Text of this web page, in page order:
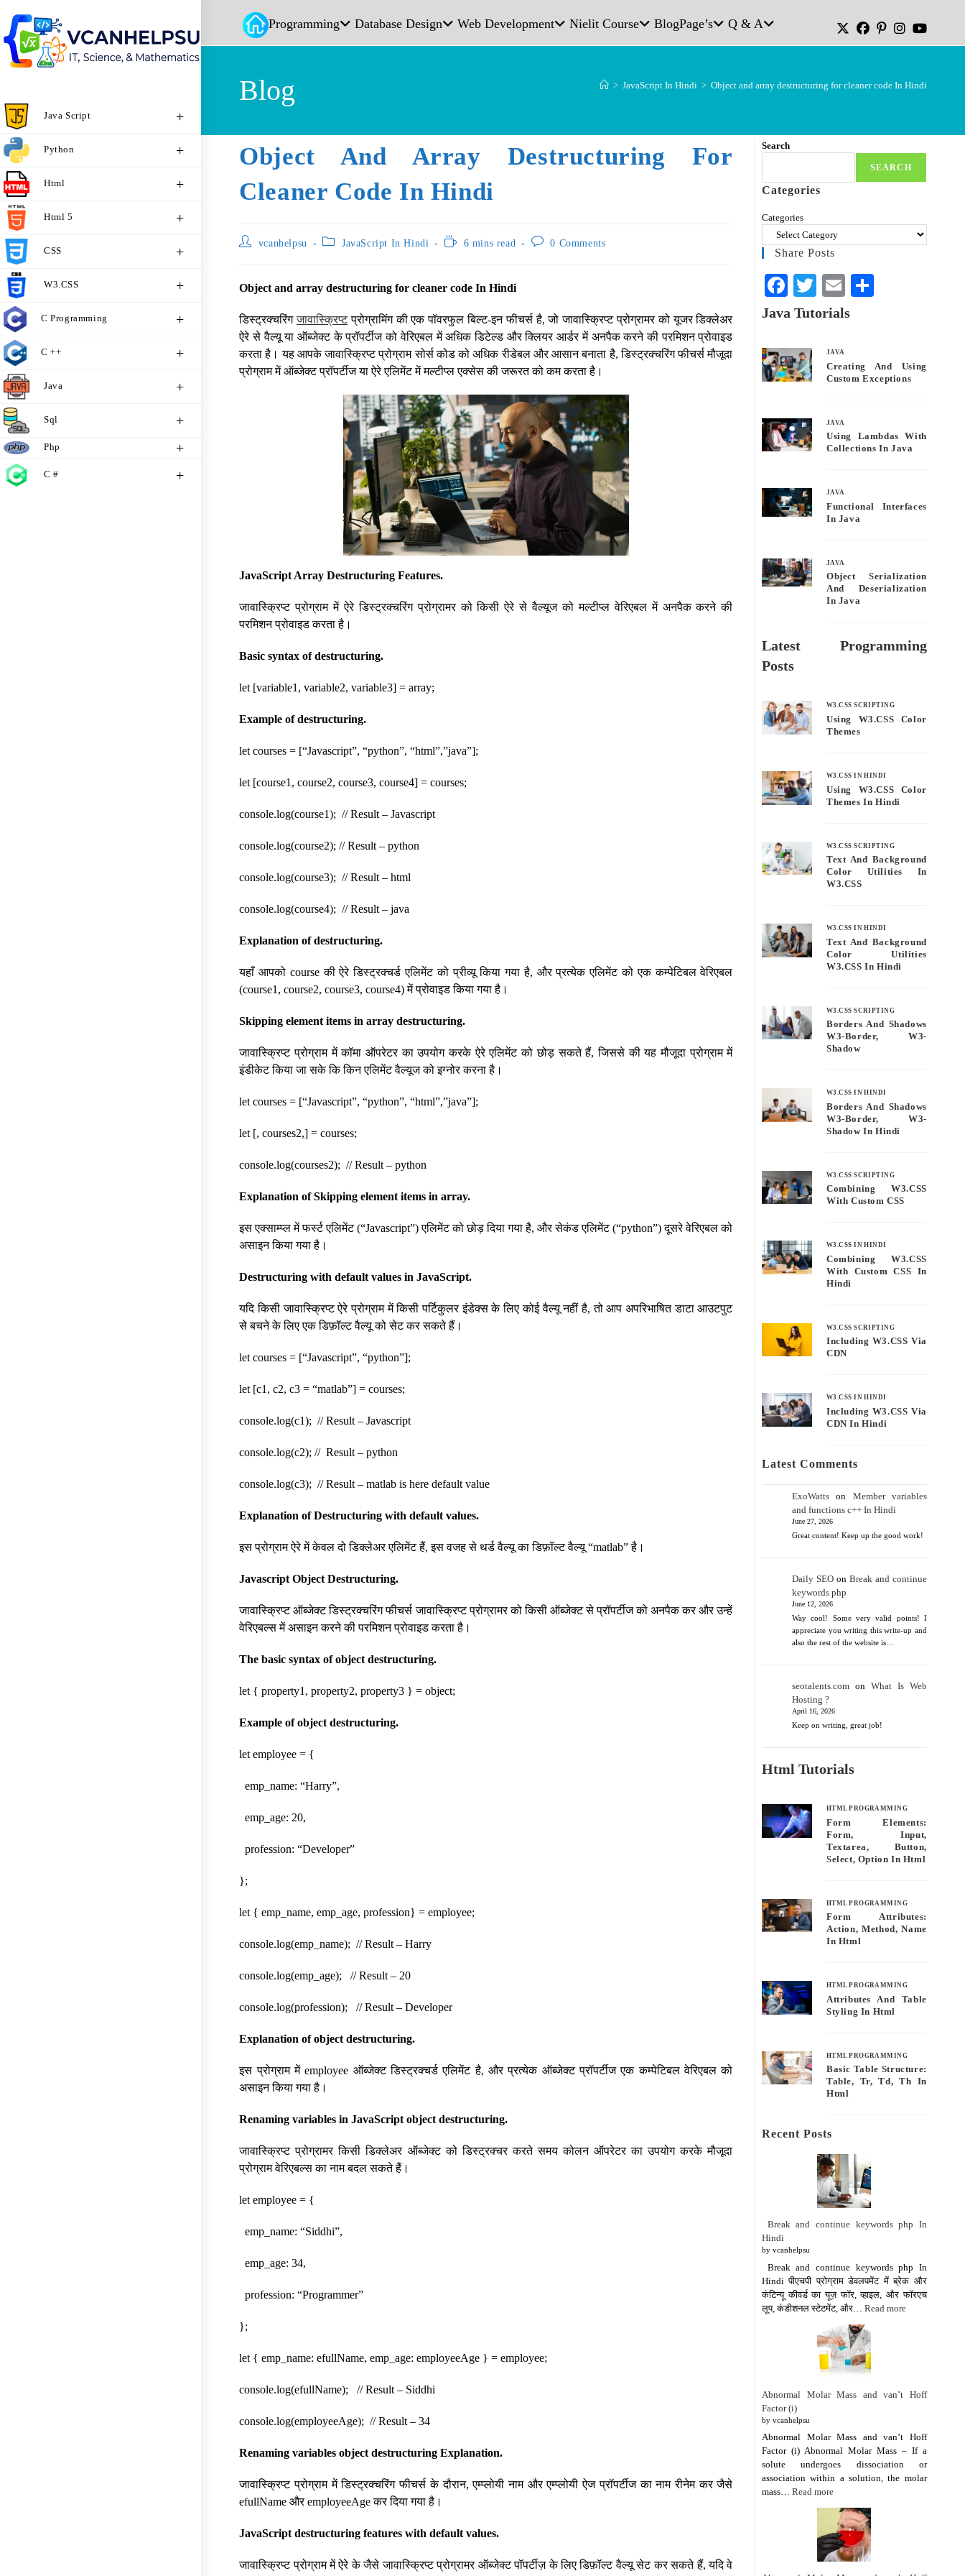
Programming Database Design Web Development Nielit Course BlogPage’s Q & A
Java Script
Python
Html
Html 5
CSS
W3.CSS
C Programming
C ++
Java
Sql
Php
C #
Blog > JavaScript In Hindi > Object and array destructuring for cleaner code In Hindi
Object And Array Destructuring For
Cleaner Code In Hindi
vcanhelpsu JavaScript In Hindi 6 mins read 0 Comments
Object and array destructuring for cleaner code In Hindi
डिस्ट्रक्चरिंगजावास्क्रिप्टप्रोग्रामिंग की एक पॉवरफुल बिल्ट-इन फीचर्स है, जो जावास्क्रिप्ट प्रोग्रामर को यूजर डिक्लेअर
ऐरे से वैल्यू या ऑब्जेक्ट के प्रॉपर्टीज को वेरिएबल में अधिक डिटेल्ड और क्लियर आर्डर में अनपैक करने की परमिशन प्रोवाइड
करता है। यह आपके जावास्क्रिप्ट प्रोग्राम सोर्स कोड को अधिक रीडेबल और आसान बनाता है, डिस्ट्रक्चरिंग फीचर्स मौजूदा
प्रोग्राम में ऑब्जेक्ट प्रॉपर्टीज या ऐरे एलिमेंट में मल्टीप्ल एक्सेस की जरूरत को कम करता है।
JavaScript Array Destructuring Features.
जावास्क्रिप्ट प्रोग्राम में ऐरे डिस्ट्रक्चरिंग प्रोग्रामर को किसी ऐरे से वैल्यूज को मल्टीप्ल वेरिएबल में अनपैक करने की
परमिशन प्रोवाइड करता है।
Basic syntax of destructuring.
let [variable1, variable2, variable3] = array;
Example of destructuring.
let courses = [“Javascript”, “python”, “html”,”java”];
let [course1, course2, course3, course4] = courses;
console.log(course1); // Result – Javascript
console.log(course2); // Result – python
console.log(course3); // Result – html
console.log(course4); // Result – java
Explanation of destructuring.
यहाँ आपको course की ऐरे डिस्ट्रक्चर्ड एलिमेंट को प्रीव्यू किया गया है, और प्रत्येक एलिमेंट को एक कम्पेटिबल वेरिएबल
(course1, course2, course3, course4) में प्रोवाइड किया गया है।
Skipping element items in array destructuring.
जावास्क्रिप्ट प्रोग्राम में कॉमा ऑपरेटर का उपयोग करके ऐरे एलिमेंट को छोड़ सकते हैं, जिससे की यह मौजूदा प्रोग्राम में
इंडीकेट किया जा सके कि किन एलिमेंट वैल्यूज को इग्नोर करना है।
let courses = [“Javascript”, “python”, “html”,”java”];
let [, courses2,] = courses;
console.log(courses2); // Result – python
Explanation of Skipping element items in array.
इस एक्साम्प्ल में फर्स्ट एलिमेंट (“Javascript”) एलिमेंट को छोड़ दिया गया है, और सेकंड एलिमेंट (“python”) दूसरे वेरिएबल को
असाइन किया गया है।
Destructuring with default values in JavaScript.
यदि किसी जावास्क्रिप्ट ऐरे प्रोग्राम में किसी पर्टिकुलर इंडेक्स के लिए कोई वैल्यू नहीं है, तो आप अपरिभाषित डाटा आउटपुट
से बचने के लिए एक डिफ़ॉल्ट वैल्यू को सेट कर सकते हैं।
let courses = [“Javascript”, “python”];
let [c1, c2, c3 = “matlab”] = courses;
console.log(c1); // Result – Javascript
console.log(c2); // Result – python
console.log(c3); // Result – matlab is here default value
Explanation of Destructuring with default values.
इस प्रोग्राम ऐरे में केवल दो डिक्लेअर एलिमेंट हैं, इस वजह से थर्ड वैल्यू का डिफ़ॉल्ट वैल्यू “matlab” है।
Javascript Object Destructuring.
जावास्क्रिप्ट ऑब्जेक्ट डिस्ट्रक्चरिंग फीचर्स जावास्क्रिप्ट प्रोग्रामर को किसी ऑब्जेक्ट से प्रॉपर्टीज को अनपैक कर और उन्हें
वेरिएबल्स में असाइन करने की परमिशन प्रोवाइड करता है।
The basic syntax of object destructuring.
let { property1, property2, property3 } = object;
Example of object destructuring.
let employee = {
emp_name: “Harry”,
emp_age: 20,
profession: “Developer”
};
let { emp_name, emp_age, profession} = employee;
console.log(emp_name); // Result – Harry
console.log(emp_age); // Result – 20
console.log(profession); // Result – Developer
Explanation of object destructuring.
इस प्रोग्राम में employee ऑब्जेक्ट डिस्ट्रक्चर्ड एलिमेंट है, और प्रत्येक ऑब्जेक्ट प्रॉपर्टीज एक कम्पेटिबल वेरिएबल को
असाइन किया गया है।
Renaming variables in JavaScript object destructuring.
जावास्क्रिप्ट प्रोग्रामर किसी डिक्लेअर ऑब्जेक्ट को डिस्ट्रक्चर करते समय कोलन ऑपरेटर का उपयोग करके मौजूदा
प्रोग्राम वेरिएबल्स का नाम बदल सकते हैं।
let employee = {
emp_name: “Siddhi”,
emp_age: 34,
profession: “Programmer”
};
let { emp_name: efullName, emp_age: employeeAge } = employee;
console.log(efullName); // Result – Siddhi
console.log(employeeAge); // Result – 34
Renaming variables object destructuring Explanation.
जावास्क्रिप्ट प्रोग्राम में डिस्ट्रक्चरिंग फीचर्स के दौरान, एम्प्लोयी नाम और एम्प्लोयी ऐज प्रॉपर्टीज का नाम रीनेम कर जैसे
efullName और employeeAge कर दिया गया है।
JavaScript destructuring features with default values.
जावास्क्रिप्ट प्रोग्राम में ऐरे के जैसे जावास्क्रिप्ट प्रोग्रामर ऑब्जेक्ट पॉपर्टीज़ के लिए डिफ़ॉल्ट वैल्यू सेट कर सकते हैं, यदि वे
Search
SEARCH
Categories
Categories
Share Posts
Fa
ce
ok
T
wi
E
m
Java Tutorials
JAVA
Creating And Using
Custom Exceptions
JAVA
Using Lambdas With
Collections In Java
JAVA
Functional Interfaces
In Java
JAVA
Object Serialization
And Deserialization
In Java
Latest Programming
Posts
W3.CSS SCRIPTING
Using W3.CSS Color
Themes
W3.CSS IN HINDI
Using W3.CSS Color
Themes In Hindi
W3.CSS SCRIPTING
Text And Background
Color Utilities In
W3.CSS
W3.CSS IN HINDI
Text And Background
Color Utilities
W3.CSS In Hindi
W3.CSS SCRIPTING
Borders And Shadows
W3-Border, W3-
Shadow
W3.CSS IN HINDI
Borders And Shadows
W3-Border, W3-
Shadow In Hindi
W3.CSS SCRIPTING
Combining W3.CSS
With Custom CSS
W3.CSS IN HINDI
Combining W3.CSS
With Custom CSS In
Hindi
W3.CSS SCRIPTING
Including W3.CSS Via
CDN
W3.CSS IN HINDI
Including W3.CSS Via
CDN In Hindi
Latest Comments
ExoWatts on Member variables
and functions c++ In Hindi
June 27, 2026
Great content! Keep up the good work!
Daily SEO on Break and continue
keywords php
June 12, 2026
Way cool! Some very valid points! I
appreciate you writing this write-up and
also the rest of the website is…
seotalents.com onWhat Is Web
Hosting ?
April 16, 2026
Keep on writing, great job!
Html Tutorials
HTML PROGRAMMING
Form Elements:
Form, Input,
Textarea, Button,
Select, Option In Html
HTML PROGRAMMING
Form Attributes:
Action, Method, Name
In Html
HTML PROGRAMMING
Attributes And Table
Styling In Html
HTML PROGRAMMING
Basic Table Structure:
Table, Tr, Td, Th In
Html
Recent Posts
Break and continue keywords php In
Hindi
by vcanhelpsu
Break and continue keywords php In
Hindi पीएचपी प्रोग्राम डेवलपमेंट में ब्रेक और
कंटिन्यू कीवर्ड का यूज़ फॉर, व्हाइल, और फॉरएच
लूप, कंडीशनल स्टेटमेंट, और… Read more
Abnormal Molar Mass and van’t Hoff
Factor (i)
by vcanhelpsu
Abnormal Molar Mass and van’t Hoff
Factor (i) Abnormal Molar Mass – If a
solute undergoes dissociation or
association within a solution, the molar
mass… Read more